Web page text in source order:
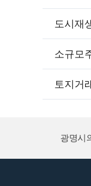
도시재
소규모
토지거
광명시